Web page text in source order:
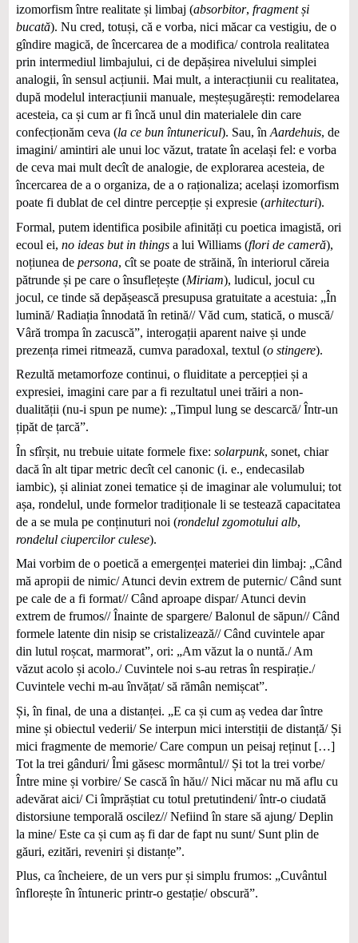
izomorfism între realitate și limbaj (absorbitor, fragment și
bucată). Nu cred, totuși, că e vorba, nici măcar ca vestigiu, de o
gîndire magică, de încercarea de a modifica/ controla realitatea
prin intermediul limbajului, ci de depășirea nivelului simplei
analogii, în sensul acțiunii. Mai mult, a interacțiunii cu realitatea,
după modelul interacțiunii manuale, meșteșugărești: remodelarea
acesteia, ca și cum ar fi încă unul din materialele din care
confecționăm ceva (la ce bun întunericul). Sau, înAardehuis, de
imagini/ amintiri ale unui loc văzut, tratate în același fel: e vorba
de ceva mai mult decît de analogie, de explorarea acesteia, de
încercarea de a o organiza, de a o raționaliza; același izomorfism
poate fi dublat de cel dintre percepție și expresie (arhitecturi).
Formal, putem identifica posibile afinități cu poetica imagistă, ori
ecoul ei, no ideas but in thingsa lui Williams (flori de cameră),
noțiunea depersona, cît se poate de străină, în interiorul căreia
pătrunde și pe care o însuflețește (Miriam), ludicul, jocul cu
jocul, ce tinde să depășească presupusa gratuitate a acestuia: „În
lumină/ Radiația înnodată în retină// Văd cum, statică, o muscă/
Vâră trompa în zacuscă”, interogații aparent naive și unde
prezența rimei ritmează, cumva paradoxal, textul (o stingere).
Rezultă metamorfoze continui, o fluiditate a percepției și a
expresiei, imagini care par a fi rezultatul unei trăiri a non-
dualității (nu-i spun pe nume): „Timpul lung se descarcă/ Într-un
țipăt de țarcă”.
În sfîrșit, nu trebuie uitate formele fixe: solarpunk, sonet, chiar
dacă în alt tipar metric decît cel canonic (i. e., endecasilab
iambic), și aliniat zonei tematice și de imaginar ale volumului; tot
așa, rondelul, unde formelor tradiționale li se testează capacitatea
de a se mula pe conținuturi noi (rondelul zgomotului alb,
rondelul ciupercilor culese).
Mai vorbim de o poetică a emergenței materiei din limbaj: „Când
mă apropii de nimic/ Atunci devin extrem de puternic/ Când sunt
pe cale de a fi format// Când aproape dispar/ Atunci devin
extrem de frumos// Înainte de spargere/ Balonul de săpun// Când
formele latente din nisip se cristalizează// Când cuvintele apar
din lutul roșcat, marmorat”, ori: „Am văzut la o nuntă./ Am
văzut acolo și acolo./ Cuvintele noi s-au retras în respirație./
Cuvintele vechi m-au învățat/ să rămân nemișcat”.
Și, în final, de una a distanței. „E ca și cum aș vedea dar între
mine și obiectul vederii/ Se interpun mici interstiții de distanță/ Și
mici fragmente de memorie/ Care compun un peisaj reținut […]
Tot la trei gânduri/ Îmi găsesc mormântul// Și tot la trei vorbe/
Între mine și vorbire/ Se cască în hău// Nici măcar nu mă aflu cu
adevărat aici/ Ci împrăștiat cu totul pretutindeni/ într-o ciudată
distorsiune temporală oscilez// Nefiind în stare să ajung/ Deplin
la mine/ Este ca și cum aș fi dar de fapt nu sunt/ Sunt plin de
găuri, ezitări, reveniri și distanțe”.
Plus, ca încheiere, de un vers pur și simplu frumos: „Cuvântul
înflorește în întuneric printr-o gestație/ obscură”.